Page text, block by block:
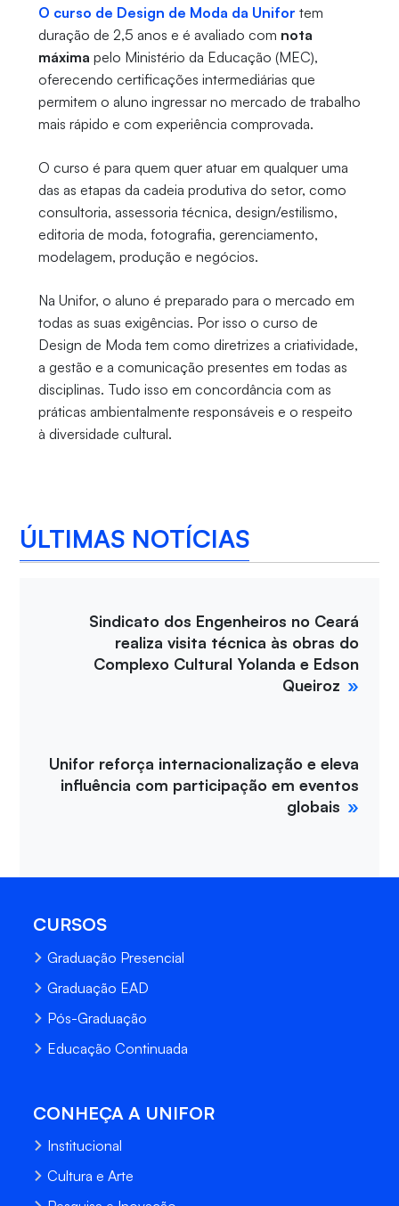
O curso de Design de Moda da Unifor tem
duração de 2,5 anos e é avaliado com nota
máxima pelo Ministério da Educação (MEC),
oferecendo certificações intermediárias que
permitem o aluno ingressar no mercado de trabalho
mais rápido e com experiência comprovada.
O curso é para quem quer atuar em qualquer uma
das as etapas da cadeia produtiva do setor, como
consultoria, assessoria técnica, design/estilismo,
editoria de moda, fotografia, gerenciamento,
modelagem, produção e negócios.
Na Unifor, o aluno é preparado para o mercado em
todas as suas exigências. Por isso o curso de
Design de Moda tem como diretrizes a criatividade,
a gestão e a comunicação presentes em todas as
disciplinas. Tudo isso em concordância com as
práticas ambientalmente responsáveis e o respeito
à diversidade cultural.
ÚLTIMAS NOTÍCIAS
Sindicato dos Engenheiros no Ceará
realiza visita técnica às obras do
Complexo Cultural Yolanda e Edson
Queiroz
Unifor reforça internacionalização e eleva
influência com participação em eventos
globais
CURSOS
Graduação Presencial
Graduação EAD
Pós-Graduação
Educação Continuada
CONHEÇA A UNIFOR
Institucional
Cultura e Arte